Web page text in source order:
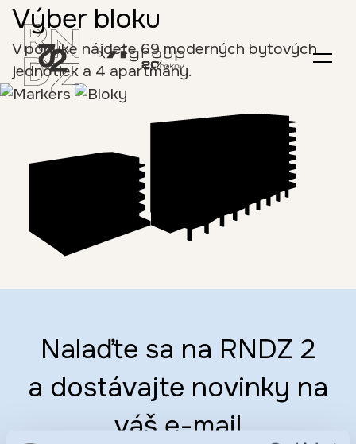
Výber bloku
V ponuke nájdete 69 moderných bytových
jednotiek a 4 apartmány.
Nalaďte sa na RNDZ 2
a dostávajte novinky na
váš e-mail